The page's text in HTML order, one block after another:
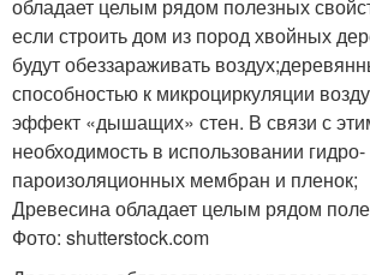
обладает целым рядом полезных
если строить дом из пород хвойных
будут обеззараживать
способностью к микроциркуляции
эффект «дышащих» стен. В связи с
необходимость в использовании гидро-
пароизоляционных мембран и пленок;
Древесина обладает целым рядом
Фото: shutterstock.com